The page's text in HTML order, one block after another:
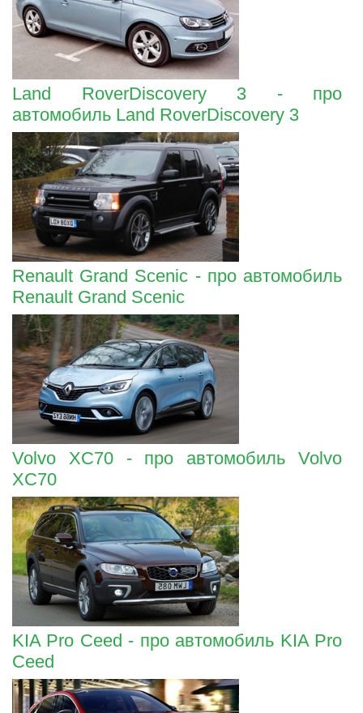
Land RoverDiscovery 3 - про
автомобиль Land RoverDiscovery 3
Renault Grand Scenic - про автомобиль
Renault Grand Scenic
Volvo XC70 - про автомобиль Volvo
XC70
KIA Pro Ceed - про автомобиль KIA Pro
Ceed